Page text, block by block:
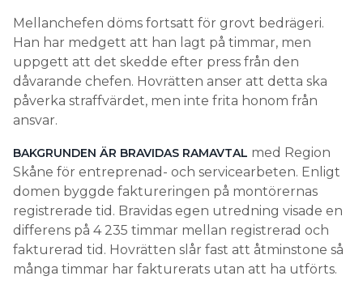
Mellanchefen döms fortsatt för grovt bedrägeri.
Han har medgett att han lagt på timmar, men
uppgett att det skedde efter press från den
dåvarande chefen. Hovrätten anser att detta ska
påverka straffvärdet, men inte frita honom från
ansvar.
BAKGRUNDEN ÄR BRAVIDAS RAMAVTAL med Region
Skåne för entreprenad- och servicearbeten. Enligt
domen byggde faktureringen på montörernas
registrerade tid. Bravidas egen utredning visade en
differens på 4 235 timmar mellan registrerad och
fakturerad tid. Hovrätten slår fast att åtminstone så
många timmar har fakturerats utan att ha utförts.